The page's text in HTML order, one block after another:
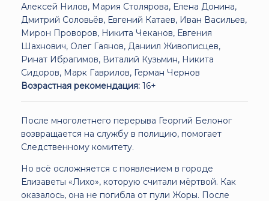
Алексей Нилов, Мария Столярова, Елена Донина,
Дмитрий Соловьёв, Евгений Катаев, Иван Васильев,
Мирон Проворов, Никита Чеканов, Евгения
Шахнович, Олег Гаянов, Даниил Живописцев,
Ринат Ибрагимов, Виталий Кузьмин, Никита
Сидоров, Марк Гаврилов, Герман Чернов
Возрастная рекомендация: 16+
После многолетнего перерыва Георгий Белоног
возвращается на службу в полицию, помогает
Следственному комитету.
Но всё осложняется с появлением в городе
Елизаветы «Лихо», которую считали мёртвой. Как
оказалось, она не погибла от пули Жоры. После